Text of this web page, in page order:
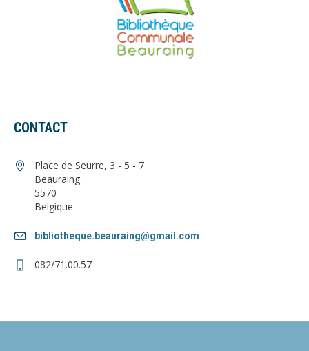
CONTACT
Place de Seurre, 3 - 5 - 7
Beauraing
5570
Belgique
bibliotheque.beauraing@gmail.com
082/71.00.57